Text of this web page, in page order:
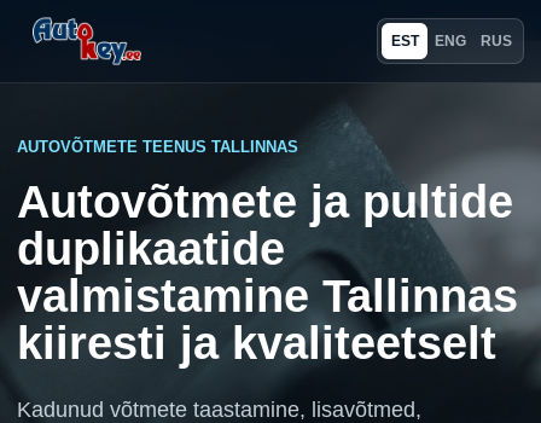
EST ENG RUS
AUTOVÕTMETE TEENUS TALLINNAS
Autovõtmete ja pultide
duplikaatide
valmistamine Tallinnas
kiiresti ja kvaliteetselt
Kadunud võtmete taastamine, lisavõtmed,